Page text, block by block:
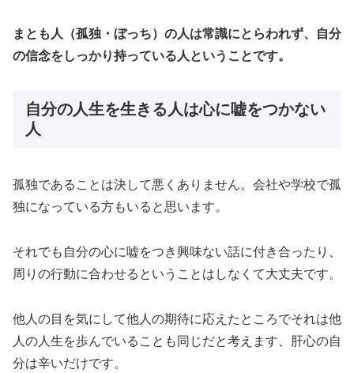
まとも人（孤独・ぼっち）の人は常識にとらわれず、自分
の信念をしっかり持っている人ということです。
自分の人生を生きる人は心に嘘をつかない
人
孤独であることは決して悪くありません。会社や学校で孤
独になっている方もいると思います。
それでも自分の心に嘘をつき興味ない話に付き合ったり、
周りの行動に合わせるということはしなくて大丈夫です。
他人の目を気にして他人の期待に応えたところでそれは他
人の人生を歩んでいることも同じだと考えます、肝心の自
分は辛いだけです。